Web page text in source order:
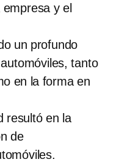
y el
un profundo
tanto
en la forma en
resultó en la
de